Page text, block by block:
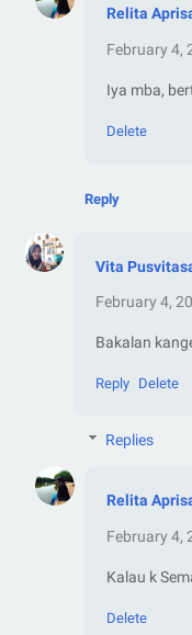
Relita
February 4,
Iya mba,
Delete
Reply
Vita
February 4,
Bakalan
Reply Delete
Replies
Relita
February 4,
Kalau k
Delete